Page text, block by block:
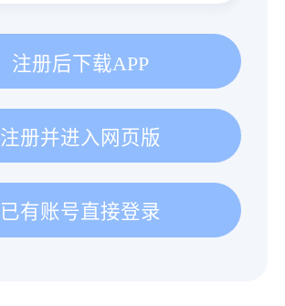
注册后下载APP
注册并进入网页版
已有账号直接登录